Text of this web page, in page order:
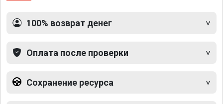
100% возврат денег
Оплата после проверки
Сохранение ресурса